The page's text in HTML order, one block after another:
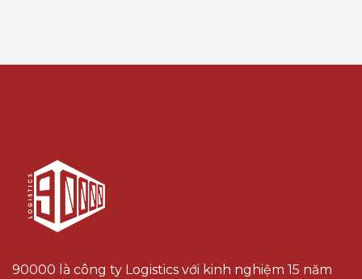
90000 là công ty Logistics với kinh nghiệm 15 năm